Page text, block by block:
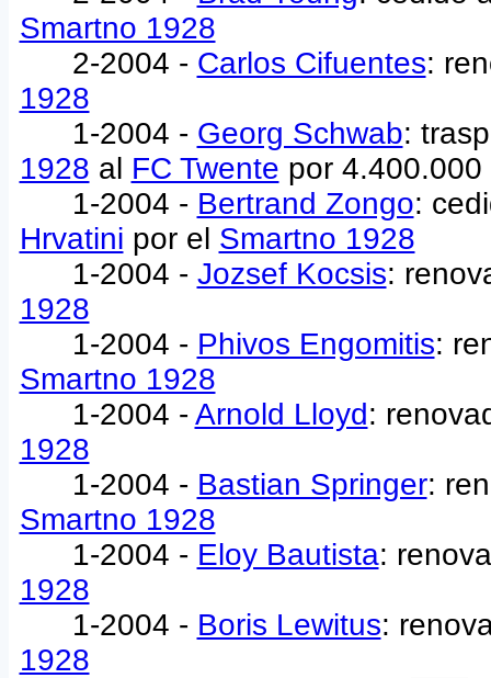
Smartno 1928
2-2004 - Carlos Cifuentes:
1928
1-2004 - Georg Schwab:
1928 al FC Twente por 4.400.000
1-2004 - Bertrand Zongo:
Hrvatini por el Smartno 1928
1-2004 - Jozsef Kocsis:
1928
1-2004 - Phivos Engomitis:
Smartno 1928
1-2004 - Arnold Lloyd:
1928
1-2004 - Bastian Springer:
Smartno 1928
1-2004 - Eloy Bautista:
1928
1-2004 - Boris Lewitus:
1928